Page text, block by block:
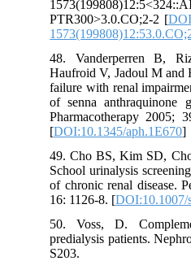
PTR300>3.0.CO;2-2 [
48. Vanderperren
Haufroid V, Jadoul M
failure with renal
of senna
Pharmacotherapy
[DOI:10.1345/
49. Cho BS, Kim SD,
School urinalysis
of chronic renal
16: 1126-8. [
50. Voss, D.
predialysis patients.